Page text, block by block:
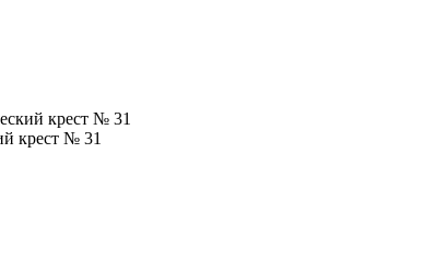
крест № 31
крест № 31